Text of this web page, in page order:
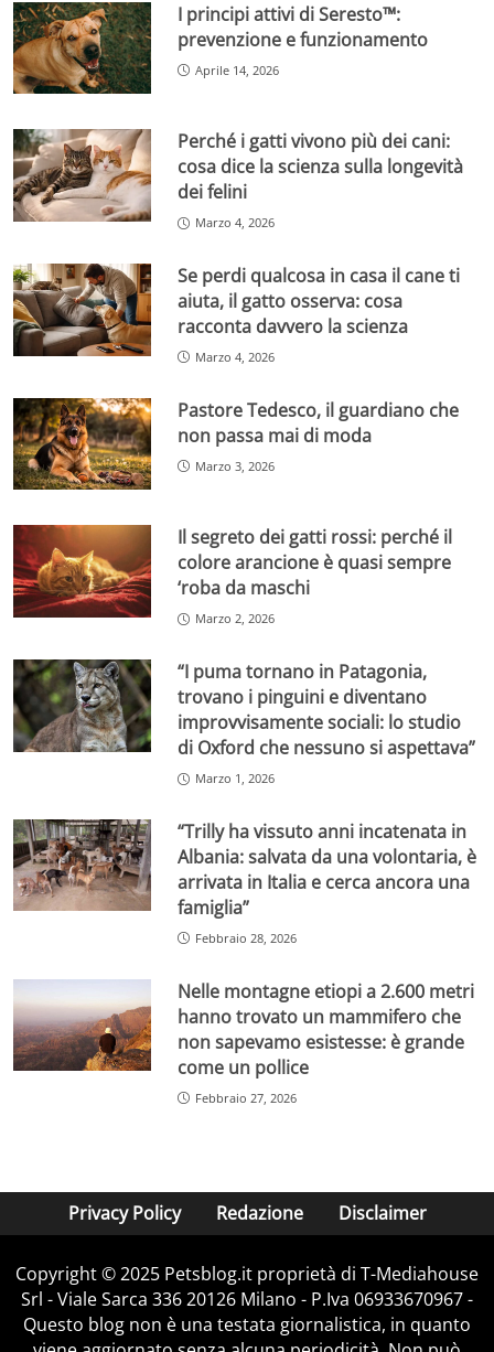
I principi attivi di Seresto™:
prevenzione e funzionamento
Aprile 14, 2026
Perché i gatti vivono più dei cani:
cosa dice la scienza sulla longevità
dei felini
Marzo 4, 2026
Se perdi qualcosa in casa il cane ti
aiuta, il gatto osserva: cosa
racconta davvero la scienza
Marzo 4, 2026
Pastore Tedesco, il guardiano che
non passa mai di moda
Marzo 3, 2026
Il segreto dei gatti rossi: perché il
colore arancione è quasi sempre
‘roba da maschi
Marzo 2, 2026
“I puma tornano in Patagonia,
trovano i pinguini e diventano
improvvisamente sociali: lo studio
di Oxford che nessuno si aspettava”
Marzo 1, 2026
“Trilly ha vissuto anni incatenata in
Albania: salvata da una volontaria, è
arrivata in Italia e cerca ancora una
famiglia”
Febbraio 28, 2026
Nelle montagne etiopi a 2.600 metri
hanno trovato un mammifero che
non sapevamo esistesse: è grande
come un pollice
Febbraio 27, 2026
Privacy Policy Redazione Disclaimer
Copyright © 2025 Petsblog.it proprietà di T-Mediahouse
Srl - Viale Sarca 336 20126 Milano - P.Iva 06933670967 -
Questo blog non è una testata giornalistica, in quanto